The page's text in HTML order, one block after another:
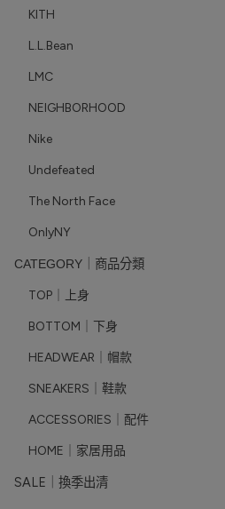
KITH
L.L.Bean
LMC
NEIGHBORHOOD
Nike
Undefeated
The North Face
OnlyNY
CATEGORY｜商品分類
TOP｜上身
BOTTOM｜下身
HEADWEAR｜帽款
SNEAKERS｜鞋款
ACCESSORIES｜配件
HOME｜家居用品
SALE｜換季出清